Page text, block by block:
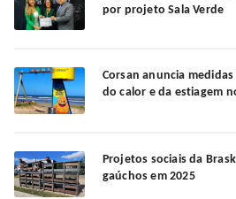
por projeto Sala Verde
Corsan anuncia
do calor e da estiagem
Projetos sociais da
gaúchos em 2025